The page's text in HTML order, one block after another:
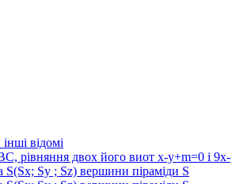
відомі
двох його виот х-у+m=0 і 9x-
Sy ; Sz) вершини піраміди S